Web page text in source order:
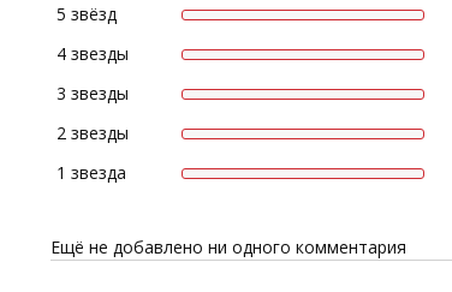
5 звёзд
4 звезды
3 звезды
2 звезды
1 звезда
Ещё не добавлено ни одного комментария